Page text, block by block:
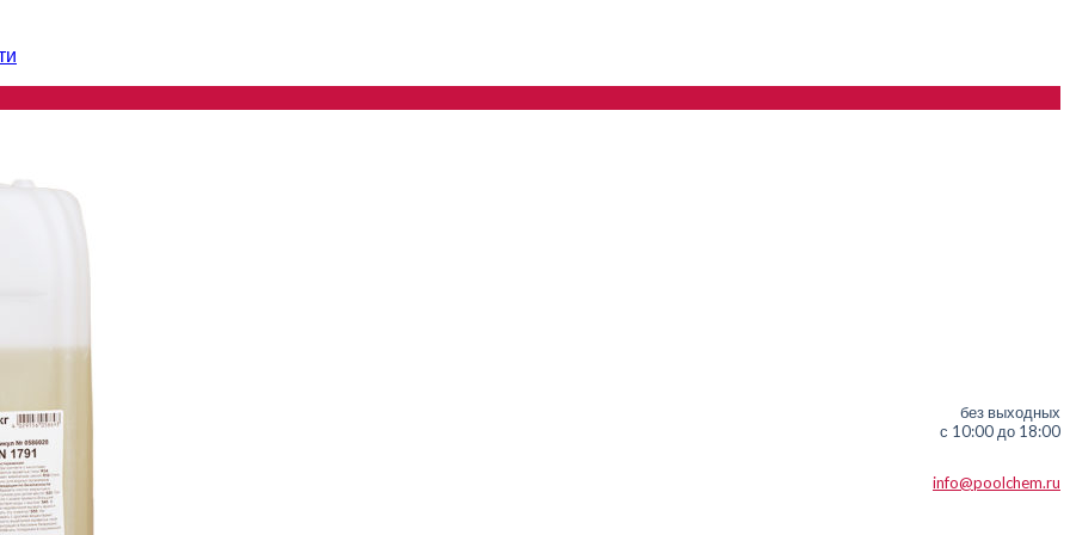
без выходных
с 10:00 до 18:00
info@poolchem.ru